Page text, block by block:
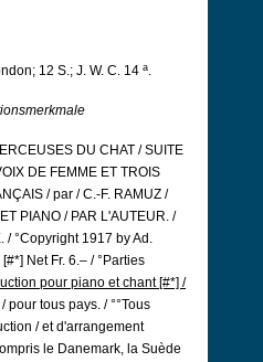
12 S.; J. W. C. 14 a.
DU CHAT / SUITE
DE FEMME ET TROIS
/ par / C.-F. RAMUZ /
PIANO / PAR L'AUTEUR. /
/ °Copyright 1917 by Ad.
Net Fr. 6.– / °Parties
pour piano et chant [#*] /
pour tous pays. / °°Tous
/ et d'arrangement
le Danemark, la Suède